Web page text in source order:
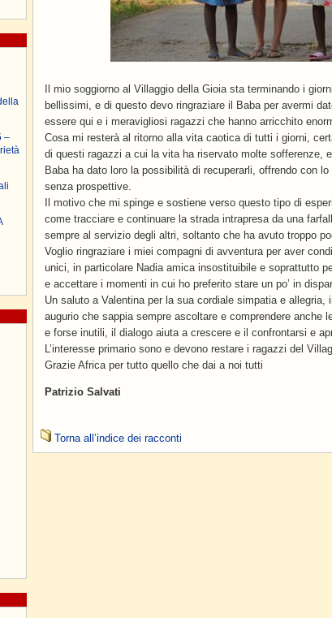
–
Il mio soggiorno al Villaggio della Gioia sta terminando i
bellissimi, e di questo devo ringraziare il Baba per avermi
essere qui e i meravigliosi ragazzi che hanno arricchito
Cosa mi resterà al ritorno alla vita caotica di tutti i giorni,
di questi ragazzi a cui la vita ha riservato molte sofferenze,
Baba ha dato loro la possibilità di recuperarli, offrendo con
senza prospettive.
Il motivo che mi spinge e sostiene verso questo tipo di
come tracciare e continuare la strada intrapresa da una
sempre al servizio degli altri, soltanto che ha avuto troppo
Voglio ringraziare i miei compagni di avventura per aver
unici, in particolare Nadia amica insostituibile e soprattutto
e accettare i momenti in cui ho preferito stare un po’ in
Un saluto a Valentina per la sua cordiale simpatia e
augurio che sappia sempre ascoltare e comprendere anche
e forse inutili, il dialogo aiuta a crescere e il confrontarsi e
L’interesse primario sono e devono restare i ragazzi del
Grazie Africa per tutto quello che dai a noi tutti
Patrizio Salvati
Torna all’indice dei racconti